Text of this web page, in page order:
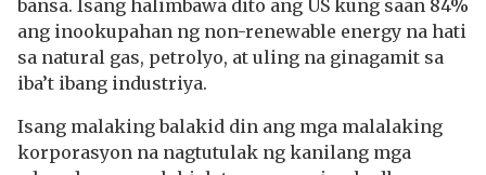
bansa. Isang halimbawa dito ang US kung saan 84%
ang inookupahan ng non-renewable energy na hati
sa natural gas, petrolyo, at uling na ginagamit sa
iba’t ibang industriya.
Isang malaking balakid din ang mga malalaking
korporasyon na nagtutulak ng kanilang mga